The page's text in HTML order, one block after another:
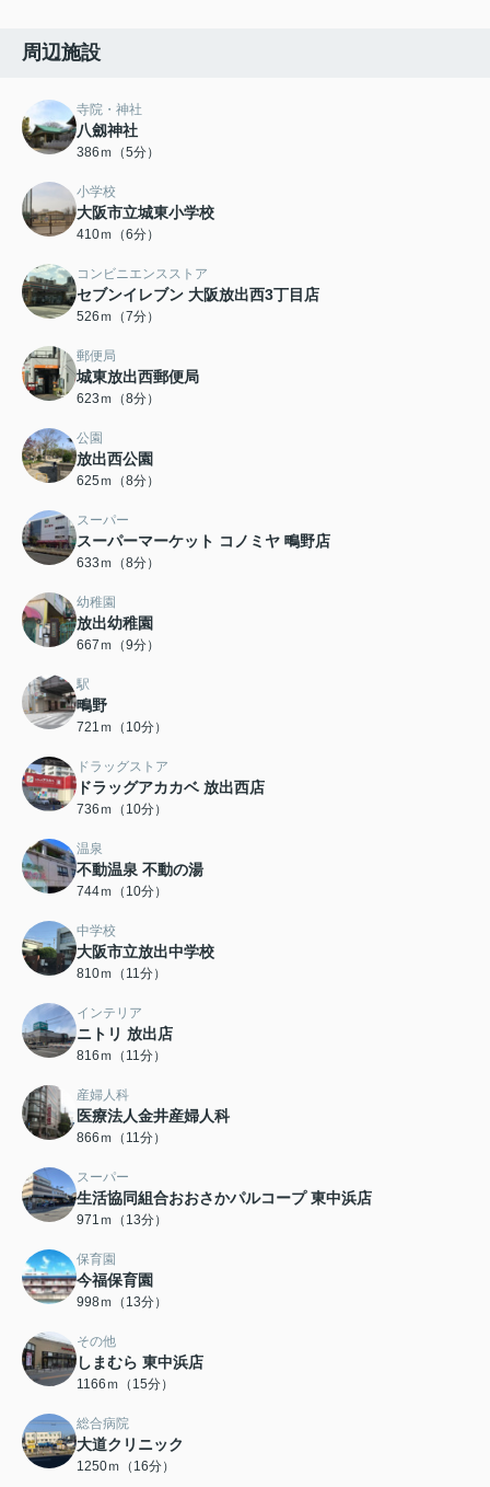
周辺施設
寺院・神社
八劔神社
386ｍ（5分）
小学校
大阪市立城東小学校
410ｍ（6分）
コンビニエンスストア
セブンイレブン 大阪放出西3丁目店
526ｍ（7分）
郵便局
城東放出西郵便局
623ｍ（8分）
公園
放出西公園
625ｍ（8分）
スーパー
スーパーマーケット コノミヤ 鴫野店
633ｍ（8分）
幼稚園
放出幼稚園
667ｍ（9分）
駅
鴫野
721ｍ（10分）
ドラッグストア
ドラッグアカカベ 放出西店
736ｍ（10分）
温泉
不動温泉 不動の湯
744ｍ（10分）
中学校
大阪市立放出中学校
810ｍ（11分）
インテリア
ニトリ 放出店
816ｍ（11分）
産婦人科
医療法人金井産婦人科
866ｍ（11分）
スーパー
生活協同組合おおさかパルコープ 東中浜店
971ｍ（13分）
保育園
今福保育園
998ｍ（13分）
その他
しまむら 東中浜店
1166ｍ（15分）
総合病院
大道クリニック
1250ｍ（16分）